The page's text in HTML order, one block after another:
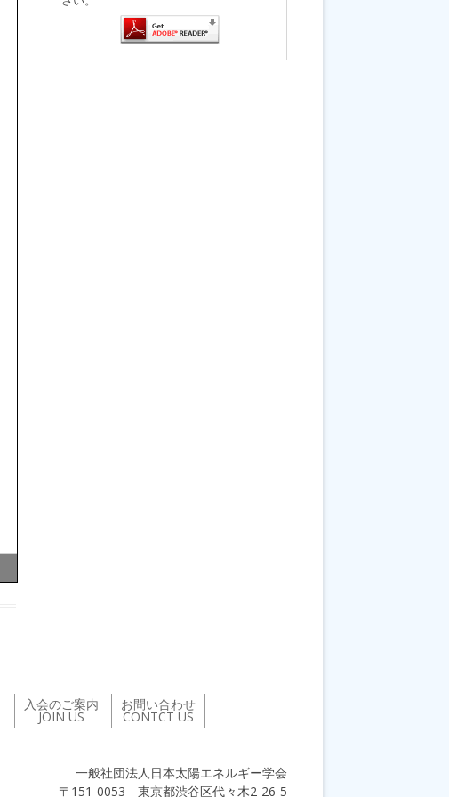
入会のご案内
JOIN US
お問い合わせ
CONTCT US
一般社団法人日本太陽エネルギー学会
〒151-0053 東京都渋谷区代々木2-26-5